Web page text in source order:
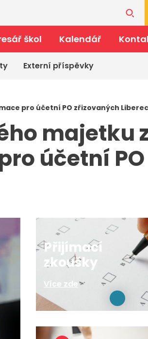
škol Kalendář
Externí příspěvky
pro účetní PO zřizovaných
majetku
účetní PO
Přijímací
zkoušky
Více zde